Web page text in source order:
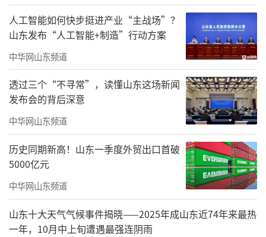
人工智能如何快步挺进产业“主战场”？
山东发布“人工智能+制造”行动方案
中华网山东频道
透过三个“不寻常”，读懂山东这场新闻
发布会的背后深意
中华网山东频道
历史同期新高！山东一季度外贸出口首破
5000亿元
中华网山东频道
山东十大天气气候事件揭晓——2025年成山东近74年来最热
一年，10月中上旬遭遇最强连阴雨